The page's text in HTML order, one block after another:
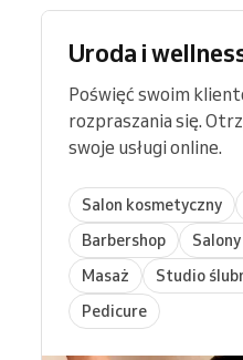
Uroda i
Poświęć swoim
rozpraszania się.
swoje usługi online.
Salon kosmetyczny
Barbershop
Masaż
Studio
Pedicure